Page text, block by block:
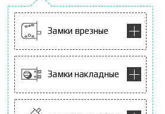
Замки врезные
Замки накладные